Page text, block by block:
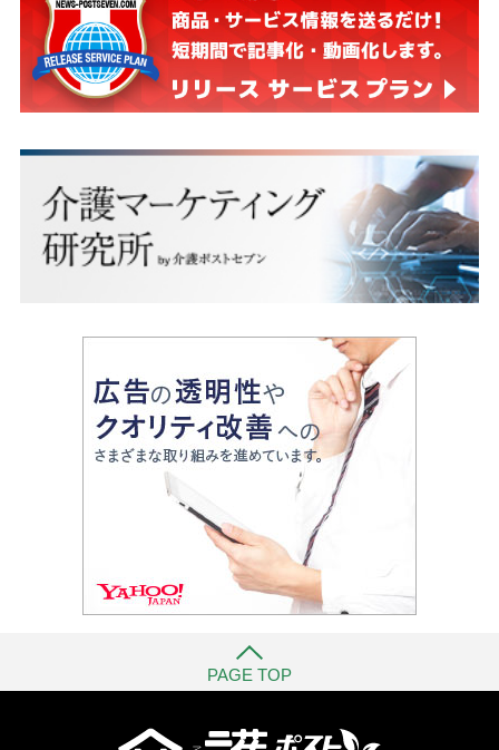
PAGE TOP